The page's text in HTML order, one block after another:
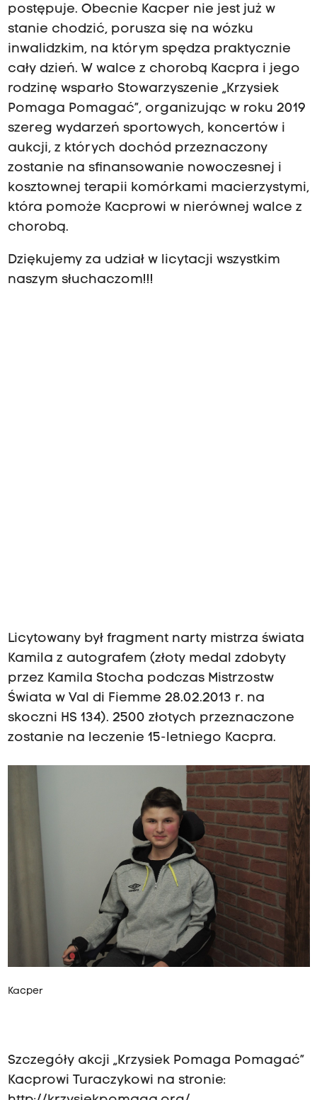
postępuje. Obecnie Kacper nie jest już w
stanie chodzić, porusza się na wózku
inwalidzkim, na którym spędza praktycznie
cały dzień. W walce z chorobą Kacpra i jego
rodzinę wsparło Stowarzyszenie „Krzysiek
Pomaga Pomagać”, organizując w roku 2019
szereg wydarzeń sportowych, koncertów i
aukcji, z których dochód przeznaczony
zostanie na sfinansowanie nowoczesnej i
kosztownej terapii komórkami macierzystymi,
która pomoże Kacprowi w nierównej walce z
chorobą.
Dziękujemy za udział w licytacji wszystkim
naszym słuchaczom!!!
Licytowany był fragment narty mistrza świata
Kamila z autografem (złoty medal zdobyty
przez Kamila Stocha podczas Mistrzostw
Świata w Val di Fiemme 28.02.2013 r. na
skoczni HS 134). 2500 złotych przeznaczone
zostanie na leczenie 15-letniego Kacpra.
Kacper
Szczegóły akcji „Krzysiek Pomaga Pomagać”
Kacprowi Turaczykowi na stronie: